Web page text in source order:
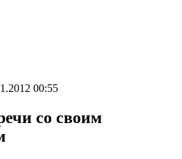
00:55
со своим